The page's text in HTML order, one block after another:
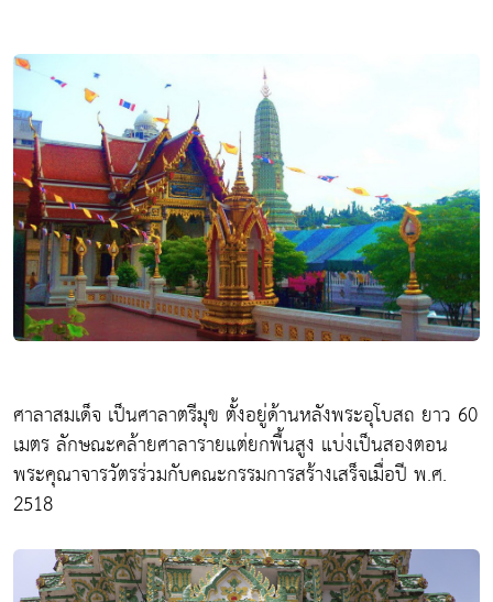
ศาลาสมเด็จ เป็นศาลาตรีมุข ตั้งอยู่ด้านหลังพระอุโบสถ ยาว 60
เมตร ลักษณะคล้ายศาลารายแต่ยกพื้นสูง แบ่งเป็นสองตอน
พระคุณาจารวัตรร่วมกับคณะกรรมการสร้างเสร็จเมื่อปี พ.ศ.
2518